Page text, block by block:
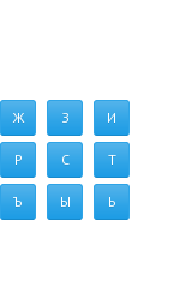
Ж З И
Р С Т
Ъ Ы Ь